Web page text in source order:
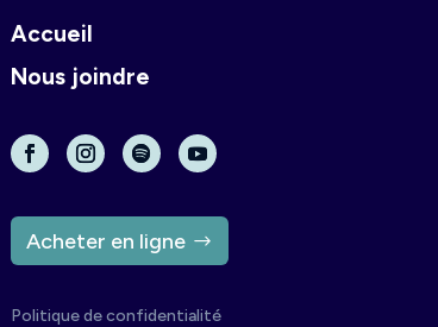
Accueil
Nous joindre
Acheter en ligne
Politique de confidentialité